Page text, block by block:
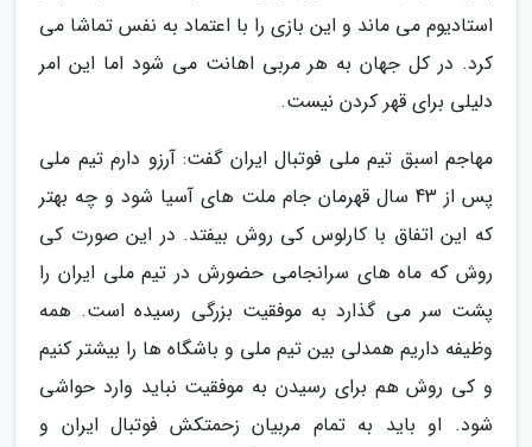
استادیوم می ماند و این بازی را با اعتماد به نفس تماشا می
کرد. در کل جهان به هر مربی اهانت می شود اما این امر
دلیلی برای قهر کردن نیست.
مهاجم اسبق تیم ملی فوتبال ایران گفت: آرزو دارم تیم ملی
پس از 43 سال قهرمان جام ملت های آسیا شود و چه بهتر
که این اتفاق با کارلوس کی روش بیفتد. در این صورت کی
روش که ماه های سرانجامی حضورش در تیم ملی ایران را
پشت سر می گذارد به موفقیت بزرگی رسیده است. همه
وظیفه داریم همدلی بین تیم ملی و باشگاه ها را بیشتر کنیم
و کی روش هم برای رسیدن به موفقیت نباید وارد حواشی
شود. او باید به تمام مربیان زحمتکش فوتبال ایران و